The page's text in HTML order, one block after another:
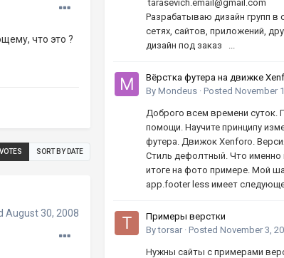
что это ?
SORT BY DATE
August 30, 2008
tarasevich.email@gmail.com
Разрабатываю дизайн групп в
сетях, сайтов, приложений,
дизайн под заказ ...
Вёрстка футера на движке
By Mondeus · Posted November
Доброго всем времени суток.
помощи. Научите принципу
футера. Движок Xenforo.
Стиль дефолтный. Что именно
итоге на фото примере. Мой
app.footer less имеет
Примеры верстки
Bytorsar · Posted November 3,
Нужны сайты с примерами